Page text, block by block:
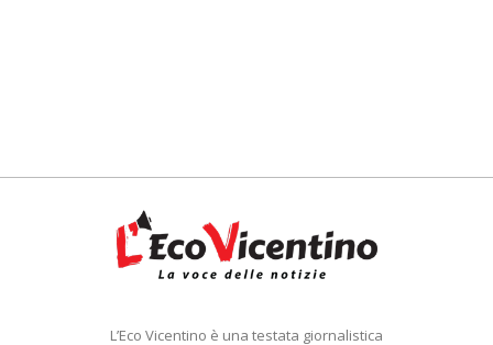
L’Eco Vicentino è una testata giornalistica